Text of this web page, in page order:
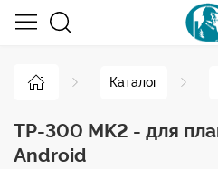
Каталог
TP-300 MK2 - для
Android